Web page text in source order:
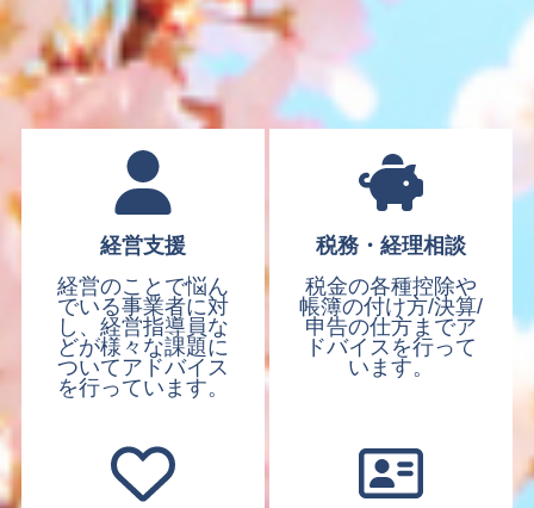
経営支援
経営のことで悩ん
でいる事業者に対
し、経営指導員な
どが様々な課題に
ついてアドバイス
を行っています。
税務・経理相談
税金の各種控除や
帳簿の付け方/決算/
申告の仕方までア
ドバイスを行って
います。